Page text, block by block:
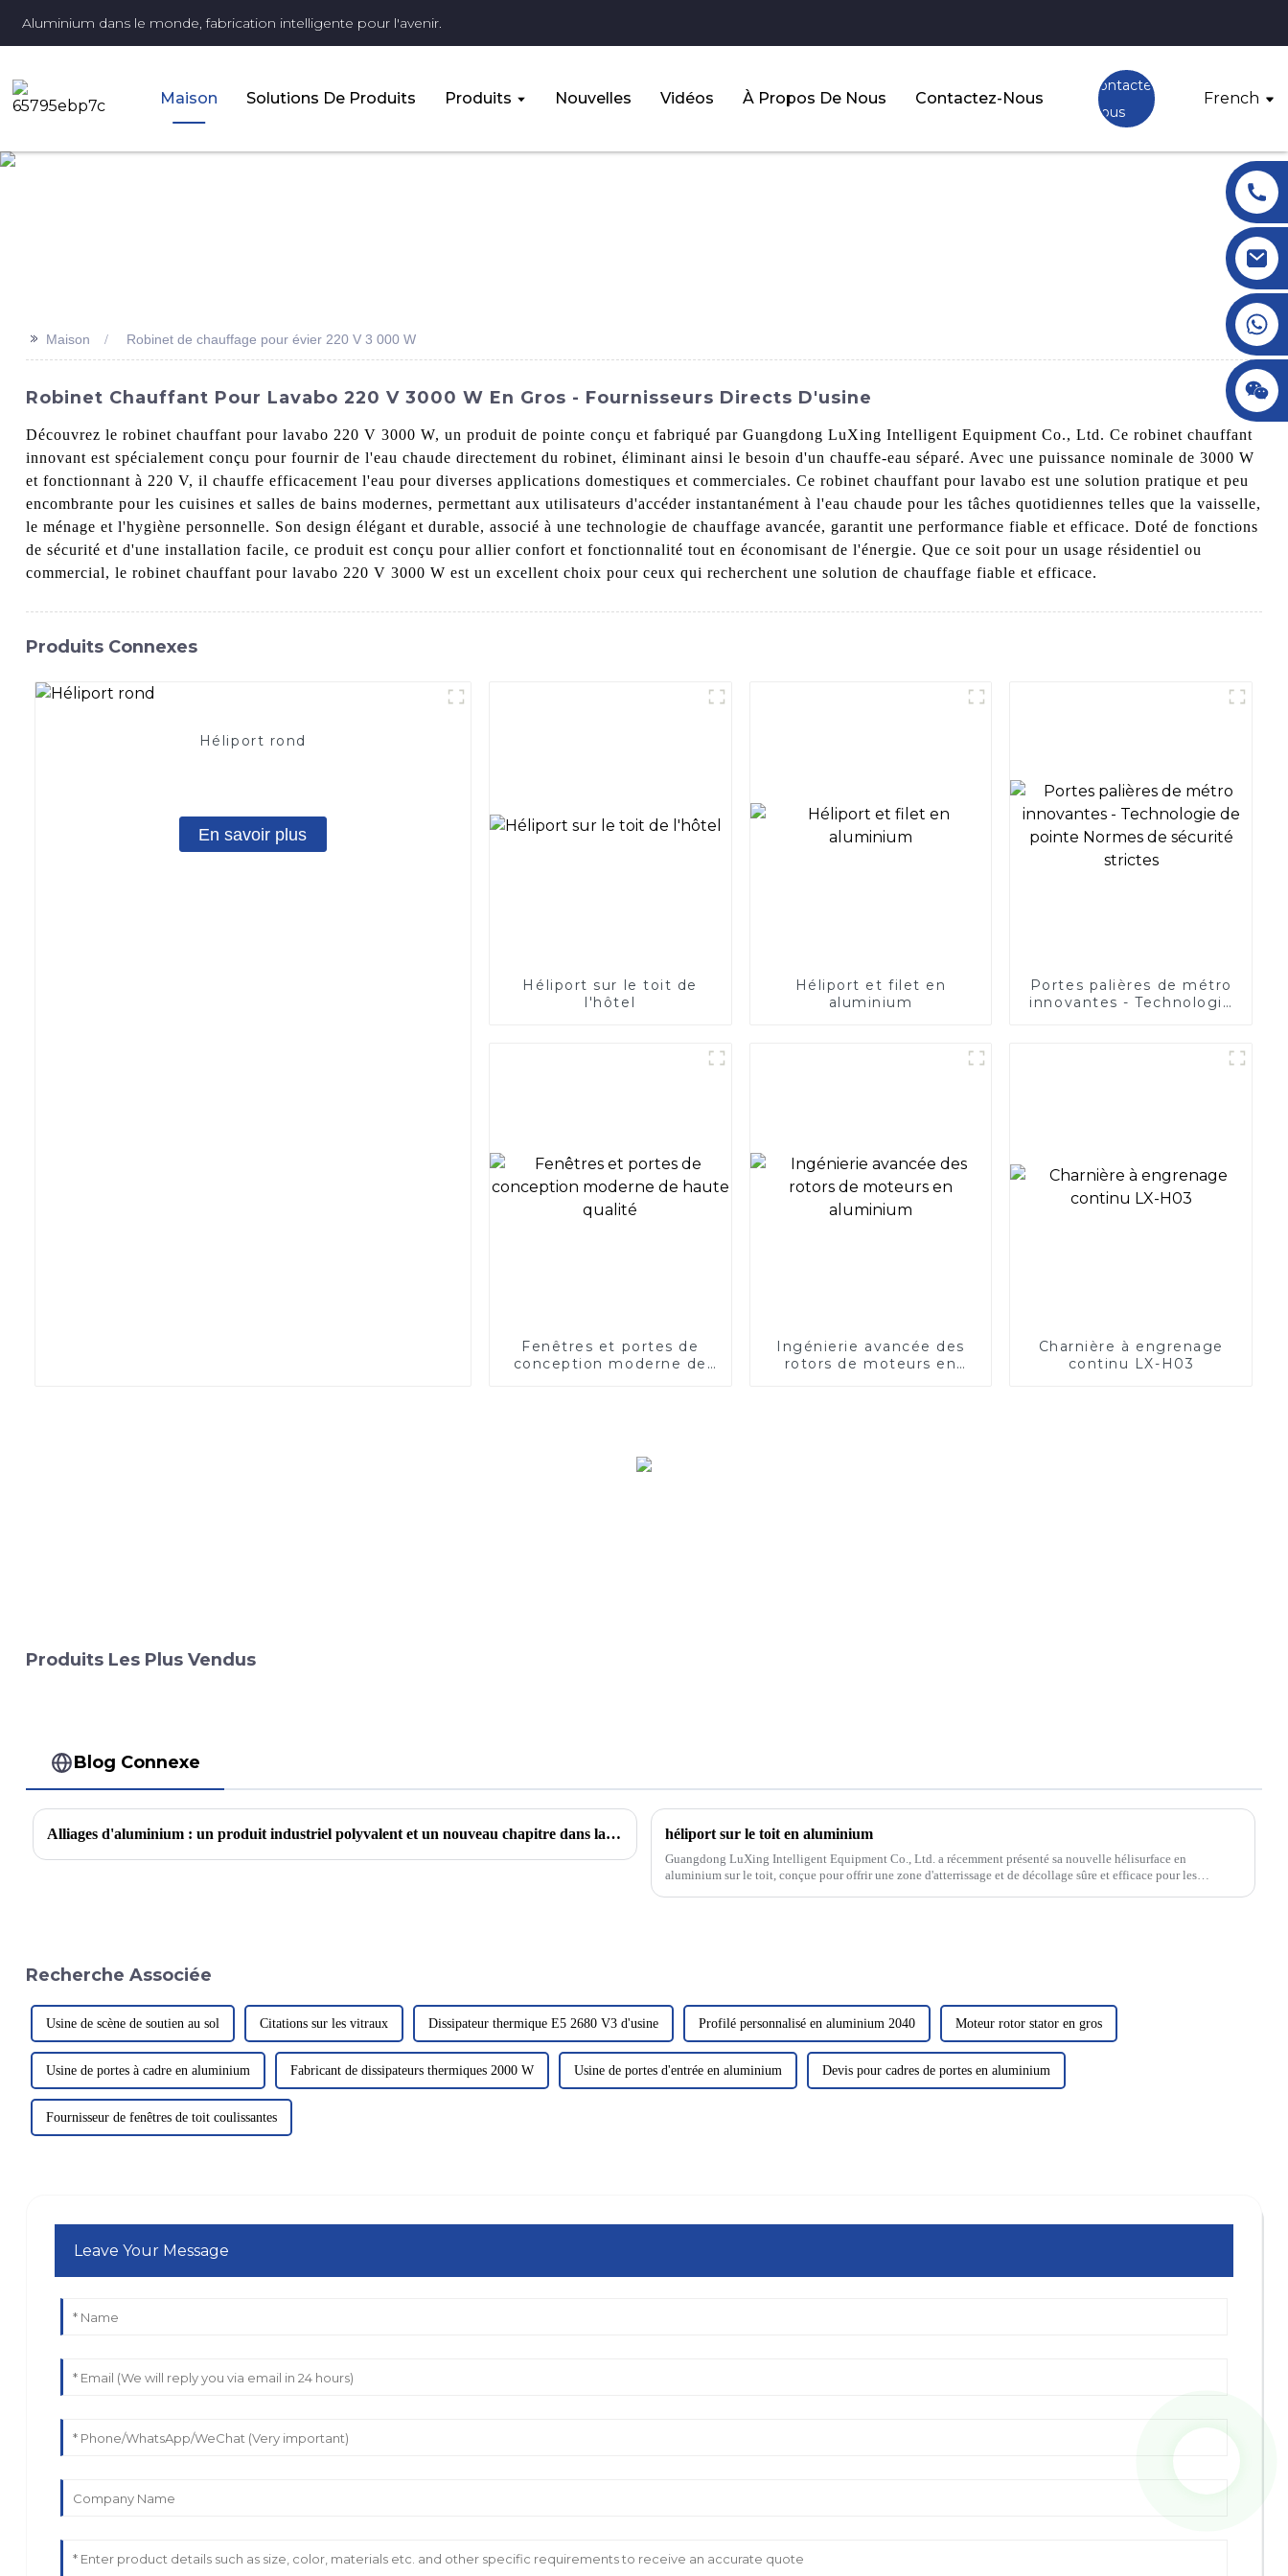
Aluminium dans le monde, fabrication intelligente pour l'avenir.
Maison Solutions De Produits Produits Nouvelles Vidéos À Propos De Nous Contactez-Nous
Contactez-
Nous
French
>> Maison Robinet de chauffage pour évier 220 V 3 000 W
Robinet Chauffant Pour Lavabo 220 V 3000 W En Gros - Fournisseurs Directs D'usine
Découvrez le robinet chauffant pour lavabo 220 V 3000 W, un produit de pointe conçu et fabriqué par Guangdong LuXing Intelligent Equipment Co., Ltd. Ce robinet chauffant
innovant est spécialement conçu pour fournir de l'eau chaude directement du robinet, éliminant ainsi le besoin d'un chauffe-eau séparé. Avec une puissance nominale de 3000 W
et fonctionnant à 220 V, il chauffe efficacement l'eau pour diverses applications domestiques et commerciales. Ce robinet chauffant pour lavabo est une solution pratique et peu
encombrante pour les cuisines et salles de bains modernes, permettant aux utilisateurs d'accéder instantanément à l'eau chaude pour les tâches quotidiennes telles que la vaisselle,
le ménage et l'hygiène personnelle. Son design élégant et durable, associé à une technologie de chauffage avancée, garantit une performance fiable et efficace. Doté de fonctions
de sécurité et d'une installation facile, ce produit est conçu pour allier confort et fonctionnalité tout en économisant de l'énergie. Que ce soit pour un usage résidentiel ou
commercial, le robinet chauffant pour lavabo 220 V 3000 W est un excellent choix pour ceux qui recherchent une solution de chauffage fiable et efficace.
Produits Connexes
Héliport rond
En savoir plus
Héliport sur le toit de
l'hôtel
Héliport et filet en
aluminium
Portes palières de métro
innovantes - Technologie
Fenêtres et portes de
conception moderne de
Ingénierie avancée des
rotors de moteurs en
Charnière à engrenage
continu LX-H03
Produits Les Plus Vendus
Blog Connexe
Alliages d'aluminium : un produit industriel polyvalent et un nouveau chapitre dans la technologie de soudage héliport sur le toit en aluminium
Guangdong LuXing Intelligent Equipment Co., Ltd. a récemment présenté sa nouvelle hélisurface en
aluminium sur le toit, conçue pour offrir une zone d'atterrissage et de décollage sûre et efficace pour les
Recherche Associée
Usine de scène de soutien au sol Citations sur les vitraux Dissipateur thermique E5 2680 V3 d'usine Profilé personnalisé en aluminium 2040 Moteur rotor stator en gros
Usine de portes à cadre en aluminium Fabricant de dissipateurs thermiques 2000 W Usine de portes d'entrée en aluminium Devis pour cadres de portes en aluminium
Fournisseur de fenêtres de toit coulissantes
Leave Your Message